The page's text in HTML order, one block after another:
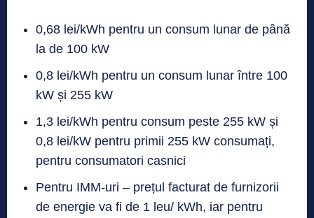
0,68 lei/kWh pentru un consum lunar de până
la de 100 kW
0,8 lei/kWh pentru un consum lunar între 100
kW și 255 kW
1,3 lei/kWh pentru consum peste 255 kW și
0,8 lei/kW pentru primii 255 kW consumați,
pentru consumatori casnici
Pentru IMM-uri – prețul facturat de furnizorii
de energie va fi de 1 leu/ kWh, iar pentru